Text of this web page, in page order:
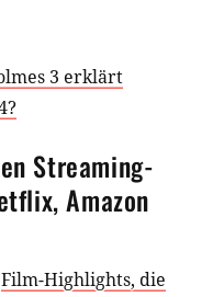
3 erklärt
Streaming-
Amazon
Film-Highlights, die